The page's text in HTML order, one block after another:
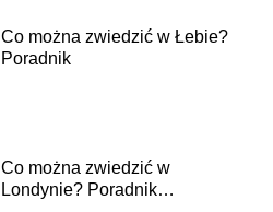
Co można zwiedzić w Łebie?
Poradnik
Co można zwiedzić w
Londynie? Poradnik